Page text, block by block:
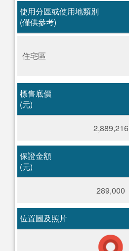
使用分區或使用地類別
(僅供參考)
住宅區
標售底價
(元)
2,889,216
保證金額
(元)
289,000
位置圖及照片